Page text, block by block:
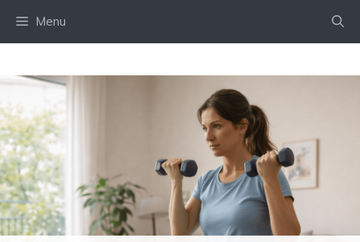
Menu